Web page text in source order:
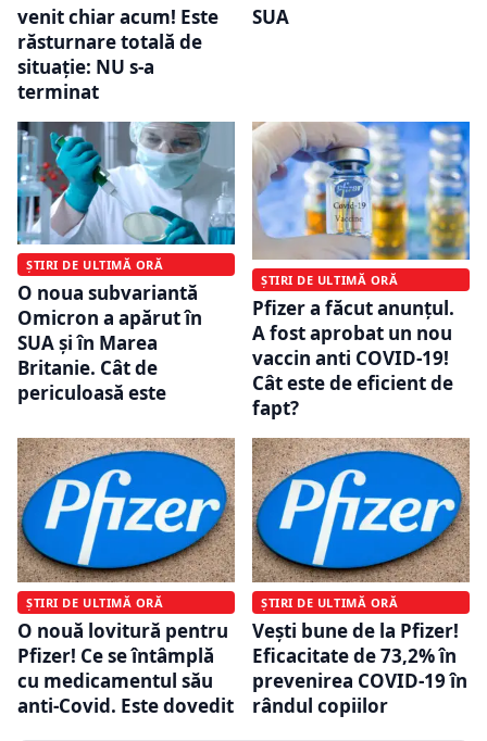
venit chiar acum! Este
răsturnare totală de
situație: NU s-a
terminat
SUA
ȘTIRI DE ULTIMĂ ORĂ
O noua subvariantă
Omicron a apărut în
SUA și în Marea
Britanie. Cât de
periculoasă este
ȘTIRI DE ULTIMĂ ORĂ
Pfizer a făcut anunțul.
A fost aprobat un nou
vaccin anti COVID-19!
Cât este de eficient de
fapt?
ȘTIRI DE ULTIMĂ ORĂ
O nouă lovitură pentru
Pfizer! Ce se întâmplă
cu medicamentul său
anti-Covid. Este dovedit
ȘTIRI DE ULTIMĂ ORĂ
Vești bune de la Pfizer!
Eficacitate de 73,2% în
prevenirea COVID-19 în
rândul copiilor